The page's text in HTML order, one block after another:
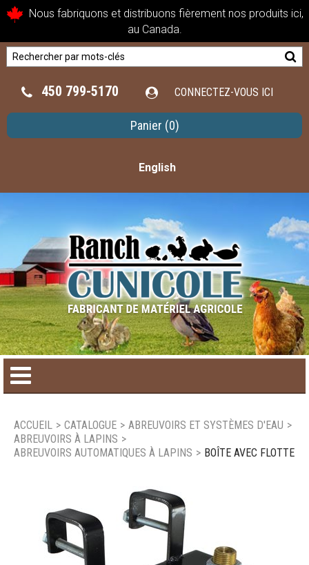
Nous fabriquons et distribuons fièrement nos produits ici,
au Canada.
450 799-5170 CONNECTEZ-VOUS ICI
Panier (0)
English
Catalogue de produit
Produits saisonniers
Nouveaux produits
ACCUEIL > CATALOGUE > ABREUVOIRS ET SYSTÈMES D'EAU >
ABREUVOIRS À LAPINS >
ABREUVOIRS AUTOMATIQUES À LAPINS > BOÎTE AVEC FLOTTE